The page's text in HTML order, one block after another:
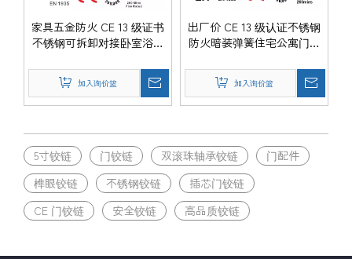
家具五金防火 CE 13 级证书
不锈钢可拆卸对接卧室浴室
4x3x3mm
加入询价篮
出厂价 CE 13 级认证不锈钢
防火暗装弹簧住宅公寓门铰
4x3.5x3mm
加入询价篮
5寸铰链 门铰链 双滚珠轴承铰链
门配件
榫眼铰链
不锈钢铰链
插芯门铰链
CE 门铰链
安全铰链 高品质铰链